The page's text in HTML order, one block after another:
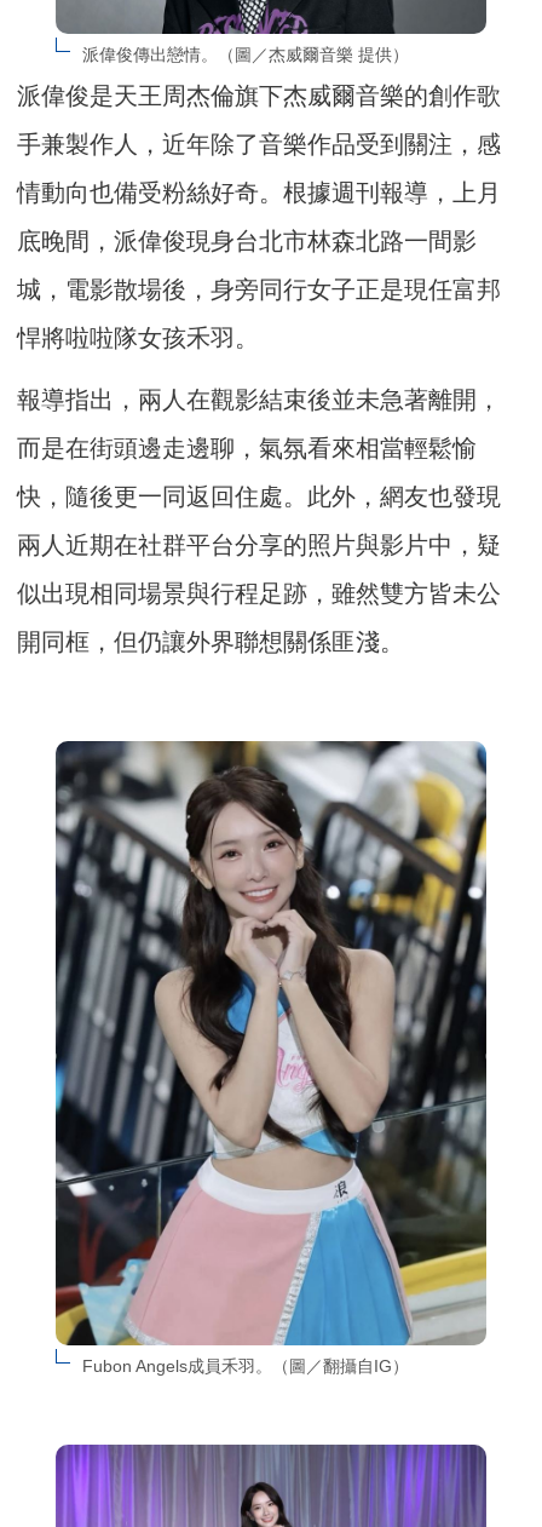
派偉俊傳出戀情。（圖／杰威爾音樂 提供）
派偉俊是天王周杰倫旗下杰威爾音樂的創作歌
手兼製作人，近年除了音樂作品受到關注，感
情動向也備受粉絲好奇。根據週刊報導，上月
底晚間，派偉俊現身台北市林森北路一間影
城，電影散場後，身旁同行女子正是現任富邦
悍將啦啦隊女孩禾羽。
報導指出，兩人在觀影結束後並未急著離開，
而是在街頭邊走邊聊，氣氛看來相當輕鬆愉
快，隨後更一同返回住處。此外，網友也發現
兩人近期在社群平台分享的照片與影片中，疑
似出現相同場景與行程足跡，雖然雙方皆未公
開同框，但仍讓外界聯想關係匪淺。
Fubon Angels成員禾羽。（圖／翻攝自IG）